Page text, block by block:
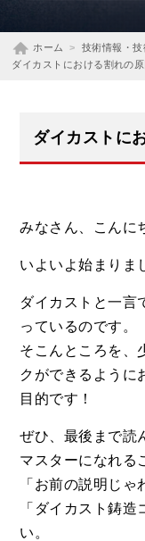
ホーム
技術情報・技
ダイカストにおける割れの
ダイカストに
みなさん、こんに
いよいよ始まりま
ダイカストと一言
っているのです。
そこんところを、
クができるように
目的です！
ぜひ、最後まで読
マスターになれる
「お前の説明じ
「ダイカスト鋳
い。